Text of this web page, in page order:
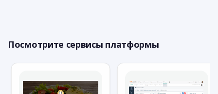
Посмотрите сервисы платформы